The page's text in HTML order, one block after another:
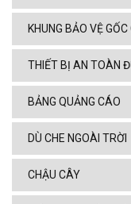
KHUNG BẢO VỆ
THIẾT BỊ AN TOÀN
BẢNG QUẢNG CÁO
DÙ CHE NGOÀI TRỜI
CHẬU CÂY